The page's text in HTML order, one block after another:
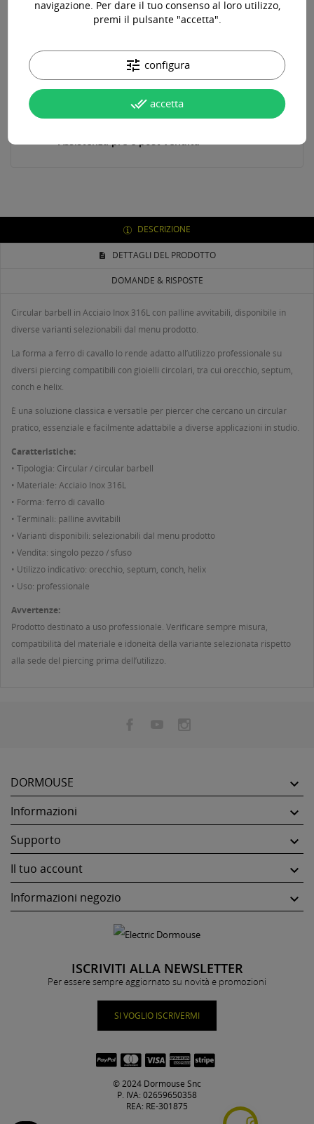
Paga online, alla consegna o in comode rate
Consegna in 24-48 ore lavorative*
DESCRIZIONE
DETTAGLI DEL PRODOTTO
DOMANDE & RISPOSTE
Circular barbell in Acciaio Inox 316L con palline avvitabili, disponibile in
diverse varianti selezionabili dal menu prodotto.
La forma a ferro di cavallo lo rende adatto all’utilizzo professionale su
diversi piercing compatibili con gioielli circolari, tra cui orecchio, septum,
conch e helix.
È una soluzione classica e versatile per piercer che cercano un circular
pratico, essenziale e facilmente adattabile a diverse applicazioni in studio.
Caratteristiche:
• Tipologia: Circular / circular barbell
• Materiale: Acciaio Inox 316L
• Forma: ferro di cavallo
• Terminali: palline avvitabili
• Varianti disponibili: selezionabili dal menu prodotto
• Vendita: singolo pezzo / sfuso
• Utilizzo indicativo: orecchio, septum, conch, helix
• Uso: professionale
Avvertenze:
Prodotto destinato a uso professionale. Verificare sempre misura,
compatibilità del materiale e idoneità della variante selezionata rispetto
alla sede del piercing prima dell’utilizzo.
DORMOUSE 
Informazioni 
Supporto 
Il tuo account 
Informazioni negozio 
ISCRIVITI ALLA NEWSLETTER
Per essere sempre aggiornato su novità e promozioni
SI VOGLIO ISCRIVERMI
© 2024 Dormouse Snc
P. IVA: 02659650358
REA: RE-301875
navigazione. Per dare il tuo consenso al loro utilizzo,
premi il pulsante "accetta".
tune configura
done_all accetta